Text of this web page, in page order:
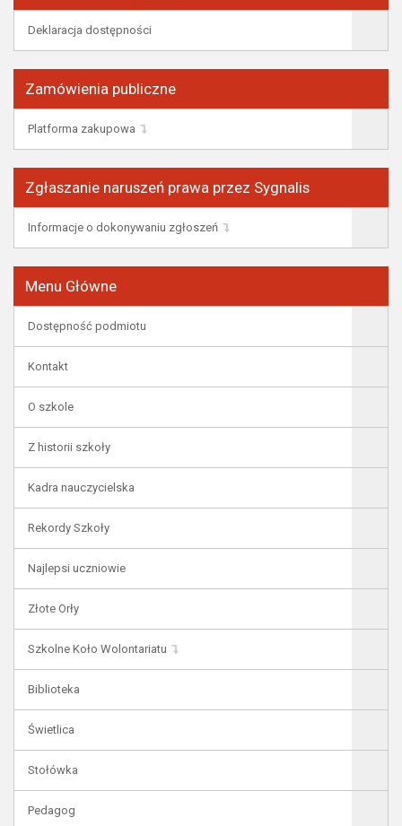
Deklaracja dostępności
Zamówienia publiczne
Platforma zakupowa
Zgłaszanie naruszeń prawa przez Sygnalis
Informacje o dokonywaniu zgłoszeń
Menu Główne
Dostępność podmiotu
Kontakt
O szkole
Z historii szkoły
Kadra nauczycielska
Rekordy Szkoły
Najlepsi uczniowie
Złote Orły
Szkolne Koło Wolontariatu
Biblioteka
Świetlica
Stołówka
Pedagog